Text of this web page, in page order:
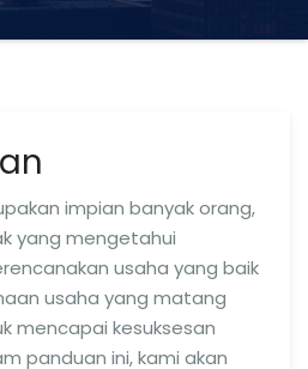
impian banyak orang,
yang mengetahui
usaha yang baik
usaha yang matang
mencapai kesuksesan
panduan ini, kami akan